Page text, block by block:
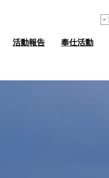
活動報告 奉仕活動